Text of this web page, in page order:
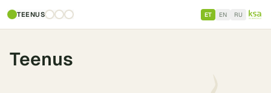
TEENUS ET EN RU
Teenus